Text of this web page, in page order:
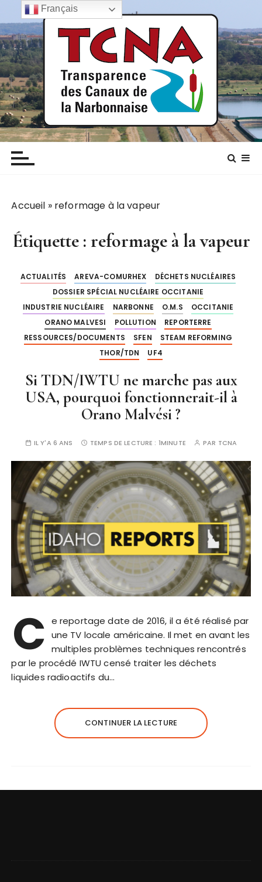
a
s
s
e
r
a
u
c
o TCNA NARBONNE
Transparence des canaux de la narbonnaise
Accueil » reformage à la vapeur
Étiquette : reformage à la vapeur
ACTUALITÉS AREVA-COMURHEX
DÉCHETS NUCLÉAIRES
DOSSIER SPÉCIAL NUCLÉAIRE OCCITANIE
INDUSTRIE NUCLÉAIRE
NARBONNE O.M.S
OCCITANIE
ORANO MALVESI
POLLUTION
REPORTERRE
RESSOURCES/DOCUMENTS
SFEN
STEAM REFORMING
THOR/TDN
UF4
Si TDN/IWTU ne marche pas aux
USA, pourquoi fonctionnerait-il à
Orano Malvési ?
IL Y'A 6 ANS TEMPS DE LECTURE : 1MINUTE PAR TCNA
C e reportage date de 2016, il a été réalisé par
une TV locale américaine. Il met en avant les
multiples problèmes techniques rencontrés
par le procédé IWTU censé traiter les déchets
liquides radioactifs du…
CONTINUER LA LECTURE
Français